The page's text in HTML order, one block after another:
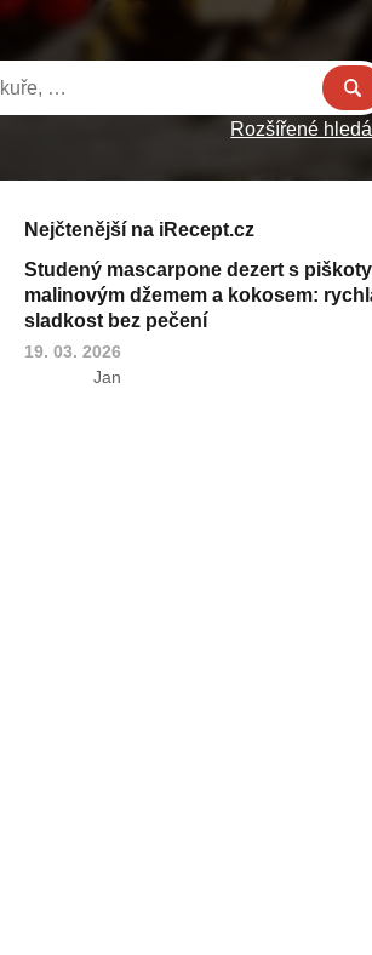
Rozšířené
Nejčtenější na iRecept.cz
Studený mascarpone dezert s
malinovým džemem a kokosem:
sladkost bez pečení
19. 03. 2026
Jan